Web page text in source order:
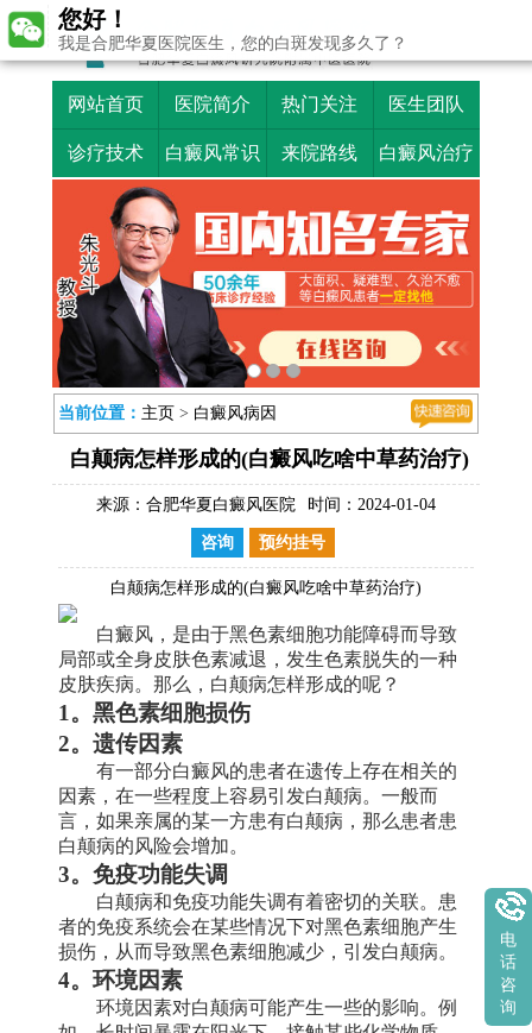
网站首页 医院简介 热门关注 医生团队
诊疗技术 白癜风常识 来院路线 白癜风治疗
当前位置： 主页 > 白癜风病因
白颠病怎样形成的(白癜风吃啥中草药治疗)
来源： 合肥华夏白癜风医院 时间：2024-01-04
咨询 预约挂号
白颠病怎样形成的(白癜风吃啥中草药治疗)
白癜风，是由于黑色素细胞功能障碍而导致
局部或全身皮肤色素减退，发生色素脱失的一种
皮肤疾病。那么，白颠病怎样形成的呢？
1。黑色素细胞损伤
2。遗传因素
有一部分白癜风的患者在遗传上存在相关的
因素，在一些程度上容易引发白颠病。一般而
言，如果亲属的某一方患有白颠病，那么患者患
白颠病的风险会增加。
3。免疫功能失调
白颠病和免疫功能失调有着密切的关联。患
者的免疫系统会在某些情况下对黑色素细胞产生
损伤，从而导致黑色素细胞减少，引发白颠病。
4。环境因素
环境因素对白颠病可能产生一些的影响。例
您好！
我是合肥华夏医院医生，您的白斑发现多久了？
电
话
咨
询